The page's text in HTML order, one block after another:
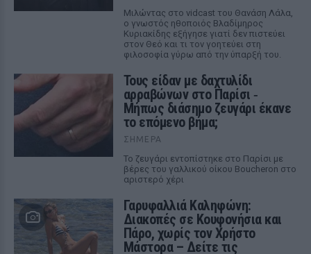
Μιλώντας στο vidcast του Θανάση Λάλα,
ο γνωστός ηθοποιός Βλαδίμηρος
Κυριακίδης εξήγησε γιατί δεν πιστεύει
στον Θεό και τι τον γοητεύει στη
φιλοσοφία γύρω από την ύπαρξή του.
Τους είδαν με δαχτυλίδι
αρραβώνων στο Παρίσι ‑
Μήπως διάσημο ζευγάρι έκανε
το επόμενο βήμα;
ΣΉΜΕΡΑ
Το ζευγάρι εντοπίστηκε στο Παρίσι με
βέρες του γαλλικού οίκου Boucheron στο
αριστερό χέρι
Γαρυφαλλιά Καληφώνη:
Διακοπές σε Κουφονήσια και
Πάρο, χωρίς τον Χρήστο
Μάστορα – Δείτε τις